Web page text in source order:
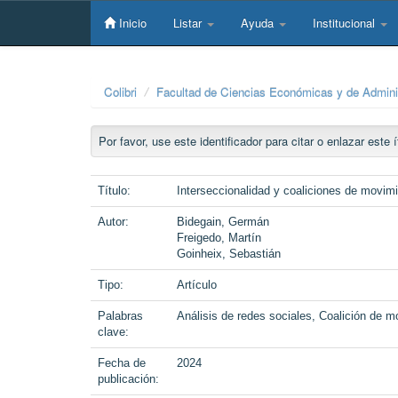
Skip
Inicio Listar Ayuda Institucional
Colibri Facultad de Ciencias Económicas y de
Por favor, use este identificador para citar o enlazar
Título: Interseccionalidad y coaliciones de
Autor:
Bidegain, Germán
Freigedo, Martín
Goinheix, Sebastián
Tipo: Artículo
Palabras
clave:
Análisis de redes sociales, Coalición de
Fecha de
publicación:
2024